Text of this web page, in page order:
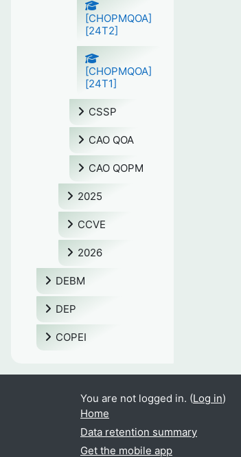
[CHOPMQOA]
[24T2]
[CHOPMQOA]
[24T1]
CSSP
CAO QOA
CAO QOPM
2025
CCVE
2026
DEBM
DEP
COPEI
You are not logged in. (Log in)
Home
Data retention summary
Get the mobile app